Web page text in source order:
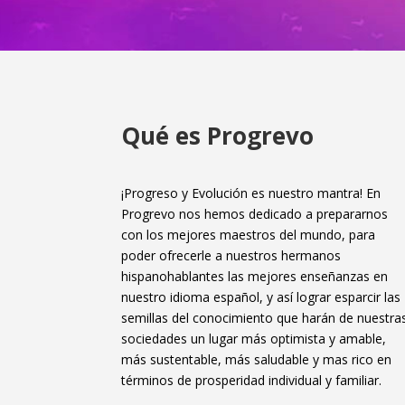
Qué es Progrevo
¡Progreso y Evolución es nuestro mantra! En
Progrevo nos hemos dedicado a prepararnos
con los mejores maestros del mundo, para
poder ofrecerle a nuestros hermanos
hispanohablantes las mejores enseñanzas en
nuestro idioma español, y así lograr esparcir las
semillas del conocimiento que harán de
sociedades un lugar más optimista y amable,
más sustentable, más saludable y mas rico en
términos de prosperidad individual y familiar.